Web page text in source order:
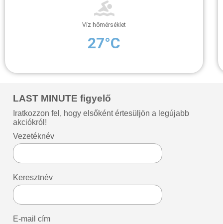
Víz hőmérséklet
27°C
LAST MINUTE figyelő
Iratkozzon fel, hogy elsőként értesüljön a legújabb
akciókról!
Vezetéknév
Keresztnév
E-mail cím